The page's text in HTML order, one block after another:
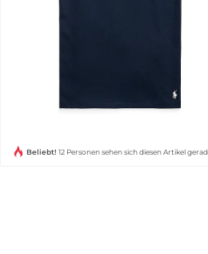
Beliebt! 12 Personen sehen sich diesen Artikel